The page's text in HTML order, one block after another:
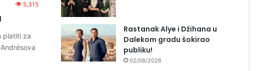
5,315
platiti za
Rastanak Alye i Džihana u
Dalekom gradu šokirao
publiku!
02/08/2026